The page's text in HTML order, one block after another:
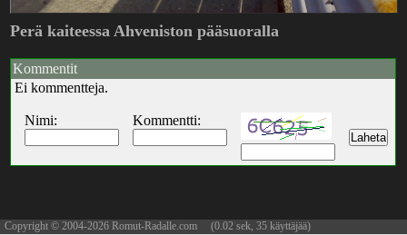
Perä kaiteessa Ahveniston pääsuoralla
Kommentit
Ei kommentteja.
Nimi: Kommentti:
Copyright © 2004-2026 Romut-Radalle.com (0.02 sek, 35 käyttäjää)